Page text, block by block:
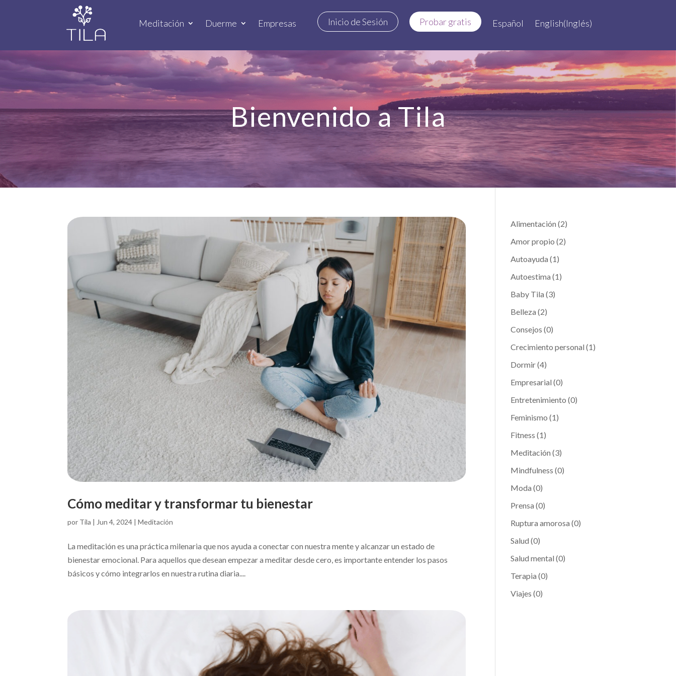
Meditación Duerme Empresas Inicio de Sesión Probar gratis Español English(Inglés)
Bienvenido a Tila
Cómo meditar y transformar tu bienestar
por Tila | Jun 4, 2024 |Meditación
La meditación es una práctica milenaria que nos ayuda a conectar con nuestra mente y alcanzar un estado de
bienestar emocional. Para aquellos que desean empezar a meditar desde cero, es importante entender los pasos
básicos y cómo integrarlos en nuestra rutina diaria....
Alimentación (2)
Amor propio (2)
Autoayuda (1)
Autoestima (1)
Baby Tila (3)
Belleza (2)
Consejos (0)
Crecimiento personal (1)
Dormir(4)
Empresarial (0)
Entretenimiento (0)
Feminismo (1)
Fitness (1)
Meditación (3)
Mindfulness (0)
Moda (0)
Prensa (0)
Ruptura amorosa (0)
Salud (0)
Salud mental (0)
Terapia (0)
Viajes (0)